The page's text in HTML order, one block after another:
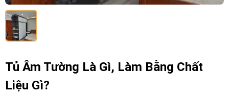
Tủ Âm Tường Là Gì, Làm Bằng Chất
Liệu Gì?